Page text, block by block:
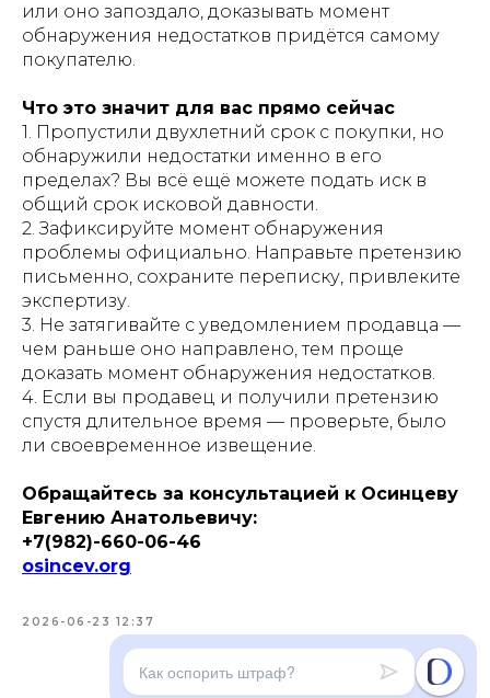
или оно запоздало, доказывать момент
обнаружения недостатков придётся самому
покупателю.
Что это значит для вас прямо сейчас
1. Пропустили двухлетний срок с покупки, но
обнаружили недостатки именно в его
пределах? Вы всё ещё можете подать иск в
общий срок исковой давности.
2. Зафиксируйте момент обнаружения
проблемы официально. Направьте претензию
письменно, сохраните переписку, привлеките
экспертизу.
3. Не затягивайте с уведомлением продавца —
чем раньше оно направлено, тем проще
доказать момент обнаружения недостатков.
4. Если вы продавец и получили претензию
спустя длительное время — проверьте, было
ли своевременное извещение.
Обращайтесь за консультацией к Осинцеву
Евгению Анатольевичу:
+7(982)-660-06-46
osincev.org
2026-06-23 12:37